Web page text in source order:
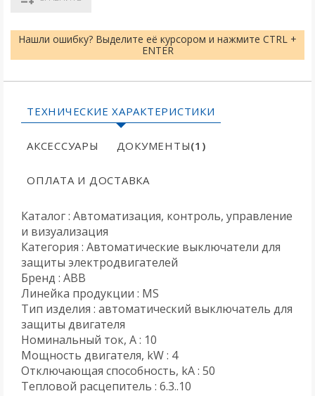
Нашли ошибку? Выделите её курсором и нажмите CTRL +
ENTER
ТЕХНИЧЕСКИЕ ХАРАКТЕРИСТИКИ
АКСЕССУАРЫ ДОКУМЕНТЫ(1)
ОПЛАТА И ДОСТАВКА
Каталог : Автоматизация, контроль, управление
и визуализация
Категория : Автоматические выключатели для
защиты электродвигателей
Бренд : ABB
Линейка продукции : MS
Тип изделия : автоматический выключатель для
защиты двигателя
Номинальный ток, A : 10
Мощность двигателя, kW : 4
Отключающая способность, kA : 50
Тепловой расцепитель : 6.3..10